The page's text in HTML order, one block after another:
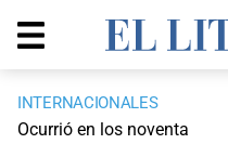
INTERNACIONALES
Ocurrió en los noventa